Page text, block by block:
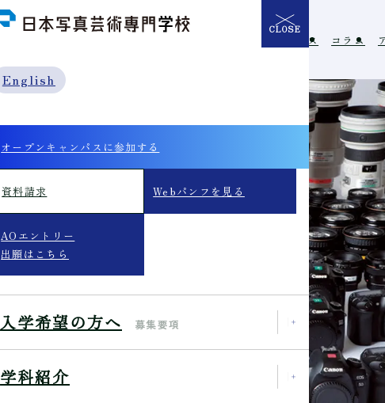
ニュース コラム
CLOSE
English
オープンキャンパスに参加する
資料請求 Webパンフを見る
AOエントリー
出願はこちら
入学希望の方へ 募集要項
学科紹介